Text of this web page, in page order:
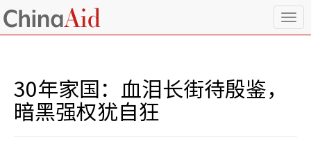
T
o
30年家国：血泪长街待殷鉴，
暗黑强权犹自狂